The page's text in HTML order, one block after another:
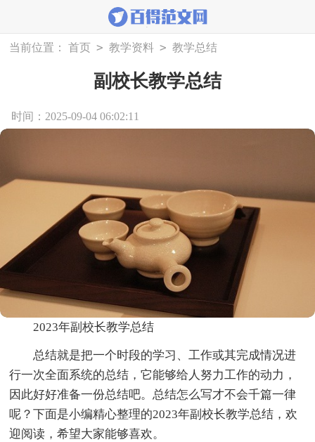
当前位置： 首页 > 教学资料 > 教学总结
副校长教学总结
时间：2025-09-04 06:02:11
2023年副校长教学总结
总结就是把一个时段的学习、工作或其完成情况进
行一次全面系统的总结，它能够给人努力工作的动力，
因此好好准备一份总结吧。总结怎么写才不会千篇一律
呢？下面是小编精心整理的2023年副校长教学总结，欢
迎阅读，希望大家能够喜欢。